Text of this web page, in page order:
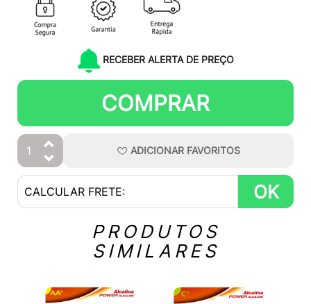
RECEBER ALERTA DE PREÇO
COMPRAR
ADICIONAR FAVORITOS
OK
PRODUTOS
SIMILARES